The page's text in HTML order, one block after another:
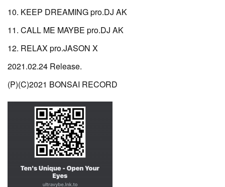
10. KEEP DREAMING pro.DJ AK
11. CALL ME MAYBE pro.DJ AK
12. RELAX pro.JASON X
2021.02.24 Release.
(P)(C)2021 BONSAI RECORD